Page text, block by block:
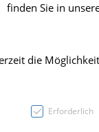
finden Sie in
die
Erforderlich